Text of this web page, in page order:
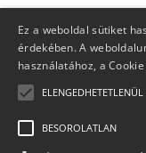
Copyright 2026
Ez a weboldal sütiket
érdekében. A
használatához, a
ELENGEDHETETLENÜL
BESOROLATLAN